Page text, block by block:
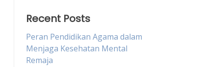
Recent Posts
Peran Pendidikan Agama dalam
Menjaga Kesehatan Mental
Remaja